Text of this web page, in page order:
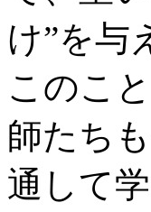
け”を与
このこ
師たち
通して